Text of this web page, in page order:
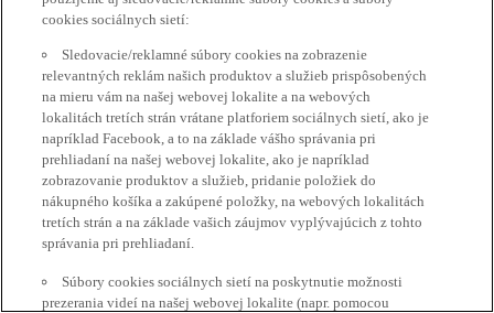
cookies sociálnych sietí:
Sledovacie/reklamné súbory cookies na zobrazenie
relevantných reklám našich produktov a služieb prispôsobených
na mieru vám na našej webovej lokalite a na webových
lokalitách tretích strán vrátane platforiem sociálnych sietí, ako je
napríklad Facebook, a to na základe vášho správania pri
prehliadaní na našej webovej lokalite, ako je napríklad
zobrazovanie produktov a služieb, pridanie položiek do
nákupného košíka a zakúpené položky, na webových lokalitách
tretích strán a na základe vašich záujmov vyplývajúcich z tohto
správania pri prehliadaní.
Súbory cookies sociálnych sietí na poskytnutie možnosti
prezerania videí na našej webovej lokalite (napr. pomocou